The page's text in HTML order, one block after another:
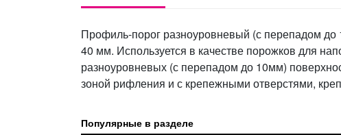
Профиль-порог разноуровневый (с перепадом
40 мм. Используется в качестве порожков для
разноуровневых (с перепадом до 10мм)
зоной рифления и с крепежными отверстями,
Популярные в разделе